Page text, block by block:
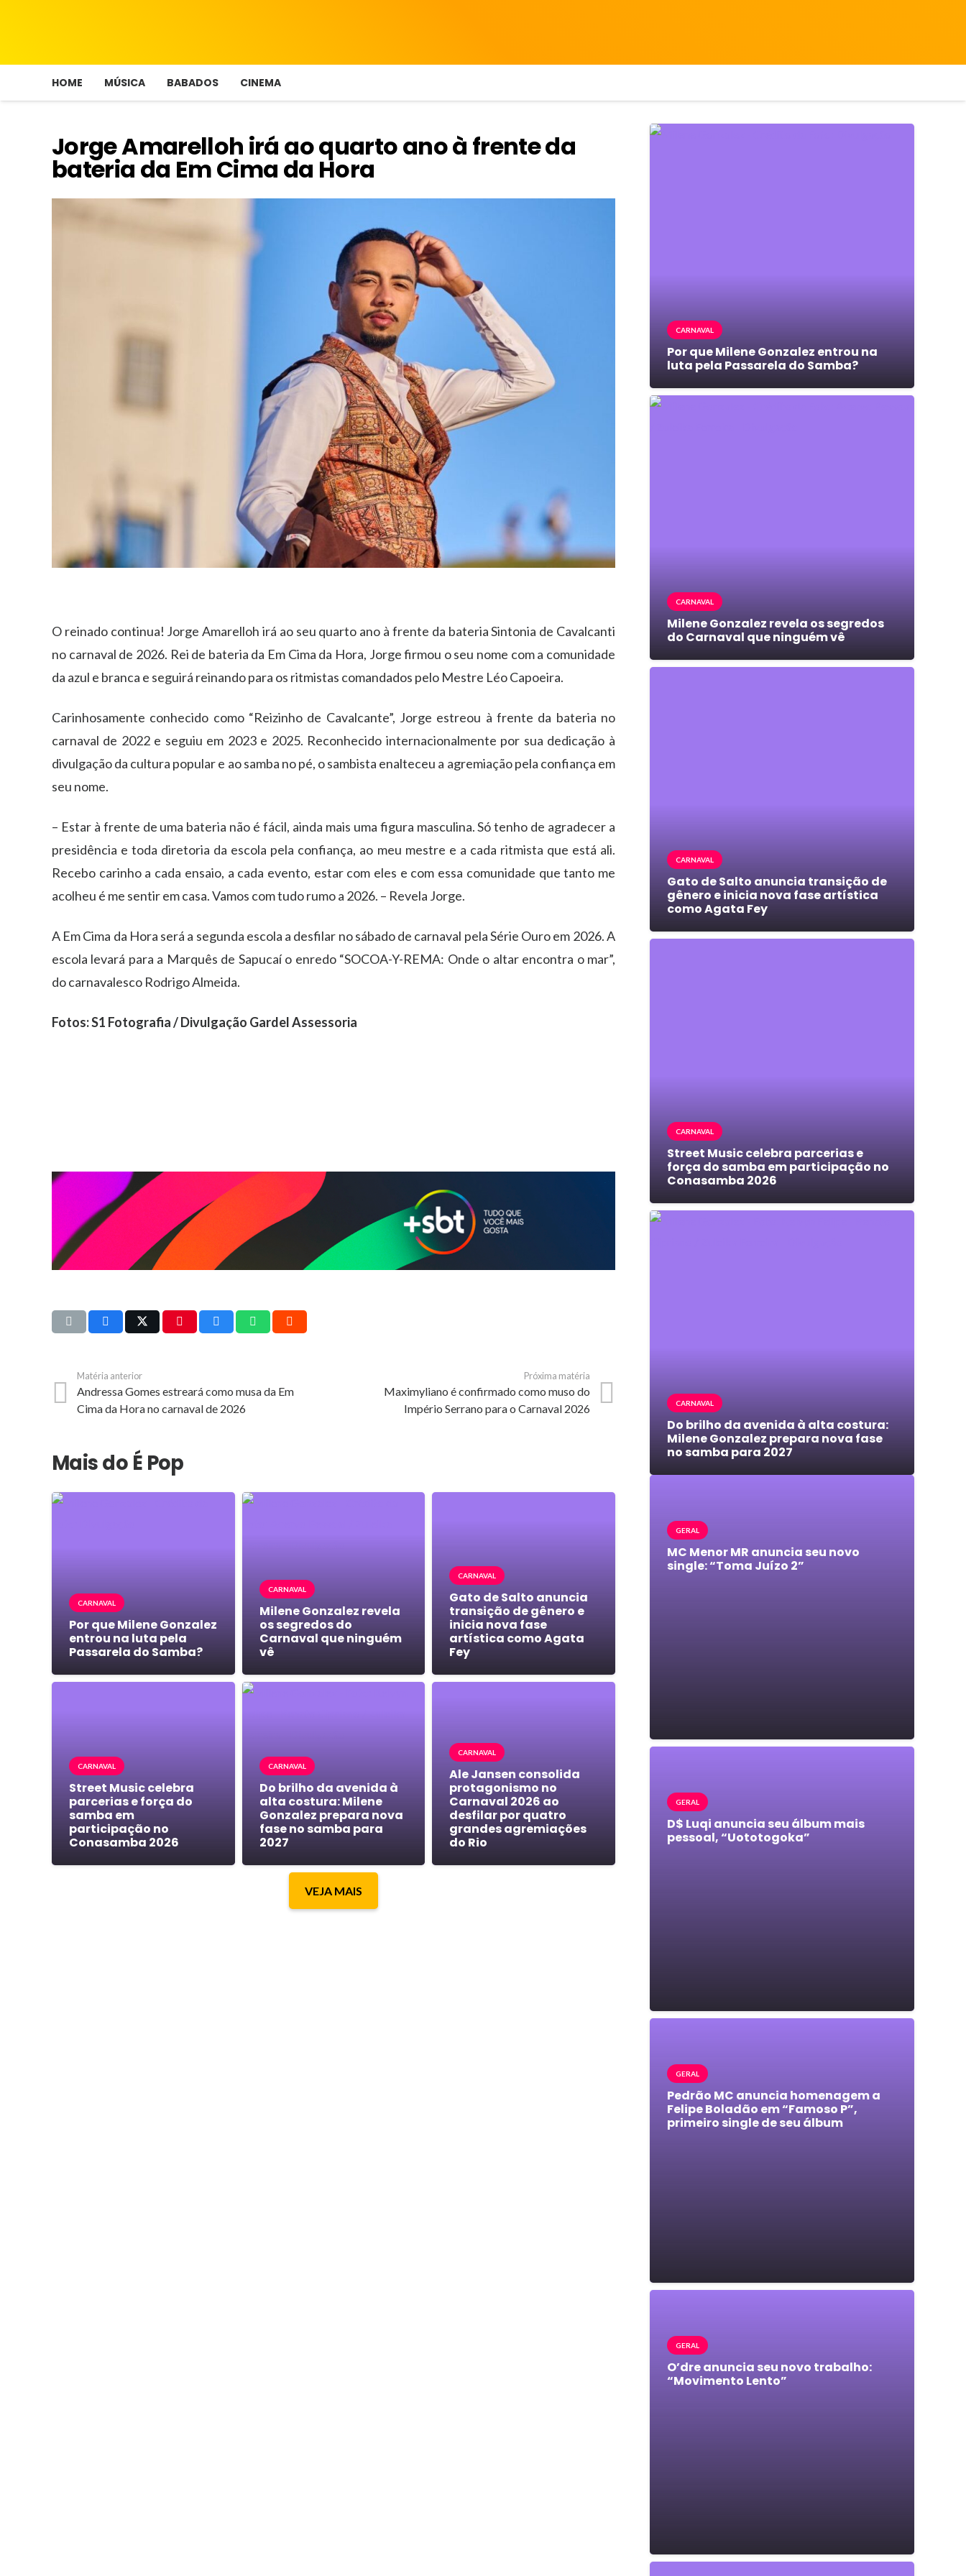
HOME MÚSICA BABADOS CINEMA
Jorge Amarelloh irá ao quarto ano à frente da
bateria da Em Cima da Hora
O reinado continua! Jorge Amarelloh irá ao seu quarto ano à frente da bateria Sintonia de Cavalcanti
no carnaval de 2026. Rei de bateria da Em Cima da Hora, Jorge firmou o seu nome com a comunidade
da azul e branca e seguirá reinando para os ritmistas comandados pelo Mestre Léo Capoeira.
Carinhosamente conhecido como “Reizinho de Cavalcante”, Jorge estreou à frente da bateria no
carnaval de 2022 e seguiu em 2023 e 2025. Reconhecido internacionalmente por sua dedicação à
divulgação da cultura popular e ao samba no pé, o sambista enalteceu a agremiação pela confiança em
seu nome.
– Estar à frente de uma bateria não é fácil, ainda mais uma figura masculina. Só tenho de agradecer a
presidência e toda diretoria da escola pela confiança, ao meu mestre e a cada ritmista que está ali.
Recebo carinho a cada ensaio, a cada evento, estar com eles e com essa comunidade que tanto me
acolheu é me sentir em casa. Vamos com tudo rumo a 2026. – Revela Jorge.
A Em Cima da Hora será a segunda escola a desfilar no sábado de carnaval pela Série Ouro em 2026. A
escola levará para a Marquês de Sapucaí o enredo “SOCOA-Y-REMA: Onde o altar encontra o mar”,
do carnavalesco Rodrigo Almeida.
Fotos: S1 Fotografia / Divulgação Gardel Assessoria
Matéria anterior
Andressa Gomes estreará como musa da Em
Cima da Hora no carnaval de 2026
Próxima matéria
Maximyliano é confirmado como muso do
Império Serrano para o Carnaval 2026
Mais do É Pop
CARNAVAL
Por que Milene Gonzalez
entrou na luta pela
Passarela do Samba?
CARNAVAL
Milene Gonzalez revela
os segredos do
Carnaval que ninguém
vê
CARNAVAL
Gato de Salto anuncia
transição de gênero e
inicia nova fase
artística como Agata
Fey
CARNAVAL
Street Music celebra
parcerias e força do
samba em
participação no
Conasamba 2026
CARNAVAL
Do brilho da avenida à
alta costura: Milene
Gonzalez prepara nova
fase no samba para
2027
CARNAVAL
Ale Jansen consolida
protagonismo no
Carnaval 2026 ao
desfilar por quatro
grandes agremiações
do Rio
VEJA MAIS
CARNAVAL
Por que Milene Gonzalez entrou na
luta pela Passarela do Samba?
CARNAVAL
Milene Gonzalez revela os segredos
do Carnaval que ninguém vê
CARNAVAL
Gato de Salto anuncia transição de
gênero e inicia nova fase artística
como Agata Fey
CARNAVAL
Street Music celebra parcerias e
força do samba em participação no
Conasamba 2026
CARNAVAL
Do brilho da avenida à alta costura:
Milene Gonzalez prepara nova fase
no samba para 2027
GERAL
MC Menor MR anuncia seu novo
single: “Toma Juízo 2”
GERAL
D$ Luqi anuncia seu álbum mais
pessoal, “Uototogoka”
GERAL
Pedrão MC anuncia homenagem a
Felipe Boladão em “Famoso P”,
primeiro single de seu álbum
GERAL
O’dre anuncia seu novo trabalho:
“Movimento Lento”